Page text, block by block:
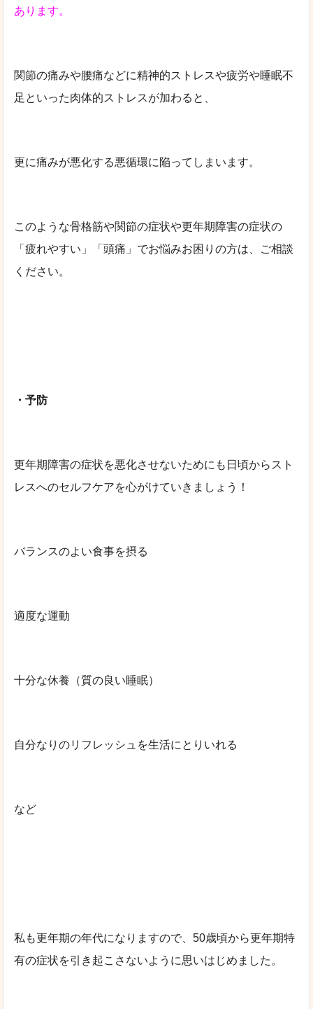
あります。
関節の痛みや腰痛などに精神的ストレスや疲労や睡眠不
足といった肉体的ストレスが加わると、
更に痛みが悪化する悪循環に陥ってしまいます。
このような骨格筋や関節の症状や更年期障害の症状の
「疲れやすい」「頭痛」でお悩みお困りの方は、ご相談
ください。
・予防
更年期障害の症状を悪化させないためにも日頃からスト
レスへのセルフケアを心がけていきましょう！
バランスのよい食事を摂る
適度な運動
十分な休養（質の良い睡眠）
自分なりのリフレッシュを生活にとりいれる
など
私も更年期の年代になりますので、50歳頃から更年期特
有の症状を引き起こさないように思いはじめました。